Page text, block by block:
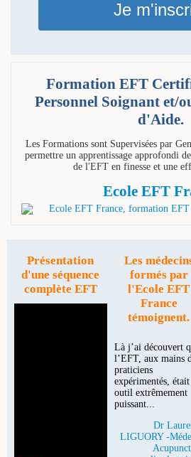
Je
Formation EFT
Personnel Soignant et/
d'Aide.
Les Formations sont Supervisées par
permettre un apprentissage approfondi
de l'EFT en finesse et une
Ecole EFT
Présentation
d'une séquence
complète EFT
Les
formés par
l'Ecole EFT
France
témoignent.
Là j’ai découvert
l’EFT, aux mains
praticiens
expérimentés,
outil extrêmement
puissant...
Dr
LIGUORY -
Je suis partisan
d’alléger les
traitements autant
qu’il est possible.
Avec l’EFT, je peux
me le permettre
de la clinique.
Dr